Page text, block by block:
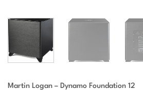
Martin Logan – Dynamo Foundation 12